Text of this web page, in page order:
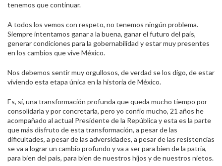
tenemos que continuar.
A todos los vemos con respeto, no tenemos ningún problema.
Siempre intentamos ganar a la buena, ganar el futuro del país,
generar condiciones para la gobernabilidad y estar muy presentes
en los cambios que vive México.
Nos debemos sentir muy orgullosos, de verdad se los digo, de estar
viviendo esta etapa única en la historia de México.
Es, sí, una transformación profunda que queda mucho tiempo por
consolidarla y por concretarla, pero yo confío mucho, 21 años he
acompañado al actual Presidente de la República y esta es la parte
que más disfruto de esta transformación, a pesar de las
dificultades, a pesar de las adversidades, a pesar de las resistencias
se va a lograr un cambio profundo y va a ser para bien de la patria,
para bien del país, para bien de nuestros hijos y de nuestros nietos.